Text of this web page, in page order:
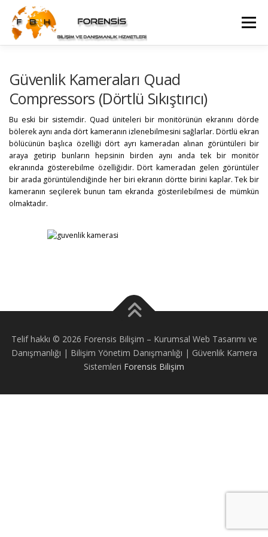
İçeriğe
Menü
Güvenlik Kameraları Quad
Compressors (Dörtlü Sıkıştırıcı)
Bu eski bir sistemdir. Quad üniteleri bir monitörünün ekranını dörde
bölerek aynı anda dört kameranın izlenebilmesini sağlarlar. Dörtlü ekran
bölücünün başlıca özelliği dört ayrı kameradan alınan görüntüleri bir
araya getirip bunların hepsinin birden aynı anda tek bir monitör
ekranında gösterebilme özelliğidir. Dört kameradan gelen görüntüler
bir arada görüntülendiğinde her biri ekranın dörtte birini kaplar. Tek bir
kameranın seçilerek bunun tam ekranda gösterilebilmesi de mümkün
olmaktadır.
Telif hakkı © 2026 Forensis Bilişim – Kurumsal Web Tasarımı ve
Danışmanlığı | Bilişim Yönetim Danışmanlığı | Güvenlik Kamera
Sistemleri Forensis Bilişim